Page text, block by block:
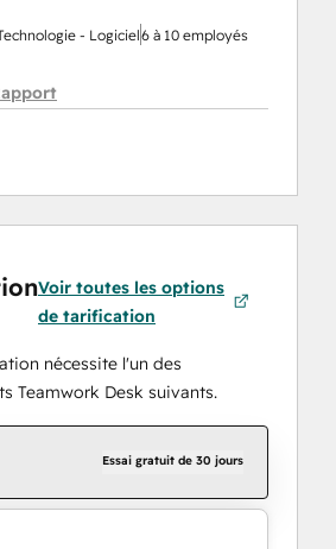
- Logiciel6 à 10 employés
Voir toutes les options
de tarification
nécessite l'un des
Teamwork Desk suivants.
Essai gratuit de 30 jours